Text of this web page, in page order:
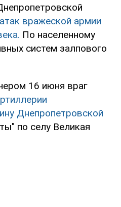
вражеской армии
По населенному
систем залпового
16 июня враг
Днепропетровской
по селу Великая